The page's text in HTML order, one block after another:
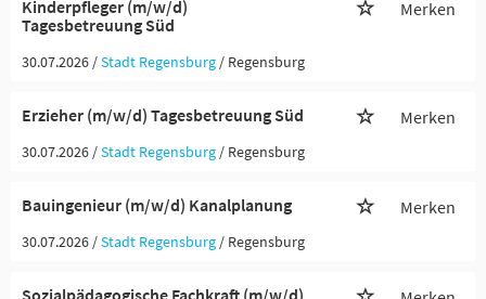
Kinderpfleger (m/w/d)
Tagesbetreuung Süd
Merken
30.07.2026 /Stadt Regensburg / Regensburg
Erzieher (m/w/d) Tagesbetreuung Süd Merken
30.07.2026 /Stadt Regensburg / Regensburg
Bauingenieur (m/w/d) Kanalplanung Merken
30.07.2026 /Stadt Regensburg / Regensburg
Sozialpädagogische Fachkraft (m/w/d)